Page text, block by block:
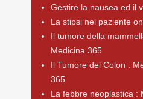
Gestire la nausea ed il
La stipsi nel paziente
Il tumore della
Medicina 365
Il Tumore del Colon :
365
La febbre neoplastica :